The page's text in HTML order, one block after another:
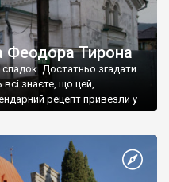
Феодора Тирона
Достатньо згадати
знаєте, що цей,
рецепт привезли у